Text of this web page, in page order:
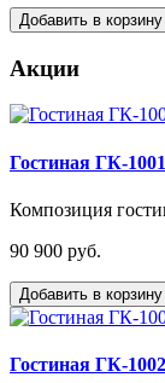
Добавить в корзину
Акции
Гостиная ГК-
Композиция
90 900 руб.
Добавить в корзину
Гостиная ГК-